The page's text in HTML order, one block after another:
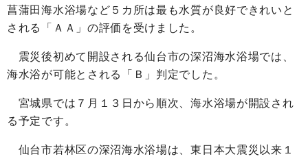
菖蒲田海水浴場など５カ所は最も水質が良好できれいと
される「ＡＡ」の評価を受けました。
震災後初めて開設される仙台市の深沼海水浴場では、
海水浴が可能とされる「Ｂ」判定でした。
宮城県では７月１３日から順次、海水浴場が開設され
る予定です。
仙台市若林区の深沼海水浴場は、東日本大震災以来１